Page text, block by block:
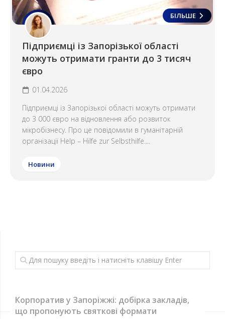
БІЛЬШЕ
Підприємці із Запорізької області
можуть отримати гранти до 3 тисяч
євро
01.04.2026
Підприємці із Запорізької області можуть отримати
до 3 000 євро на відновлення або розвиток
мікробізнесу. Про це повідомили в гуманітарній
організації Help – Hilfe zur Selbsthilfe....
Новини
Корпоратив у Запоріжжі: добірка закладів,
що пропонують святкові формати